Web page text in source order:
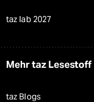
taz lab 2027
Mehr taz Lesestoff
taz Blogs